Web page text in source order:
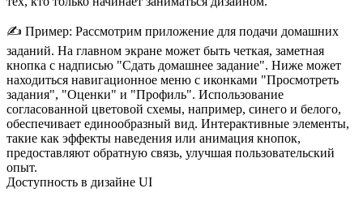
✍️ Пример: Рассмотрим приложение для подачи домашних
заданий. На главном экране может быть четкая, заметная
кнопка с надписью "Сдать домашнее задание". Ниже может
находиться навигационное меню с иконками "Просмотреть
задания", "Оценки" и "Профиль". Использование
согласованной цветовой схемы, например, синего и белого,
обеспечивает единообразный вид. Интерактивные элементы,
такие как эффекты наведения или анимация кнопок,
предоставляют обратную связь, улучшая пользовательский
опыт.
Доступность в дизайне UI